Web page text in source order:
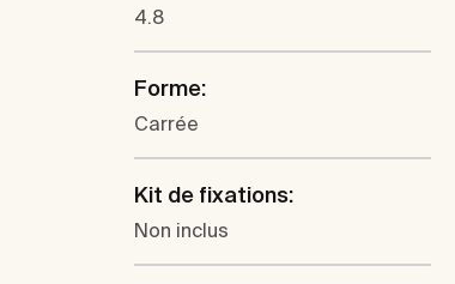
4.8
Forme:
Carrée
Kit de fixations:
Non inclus